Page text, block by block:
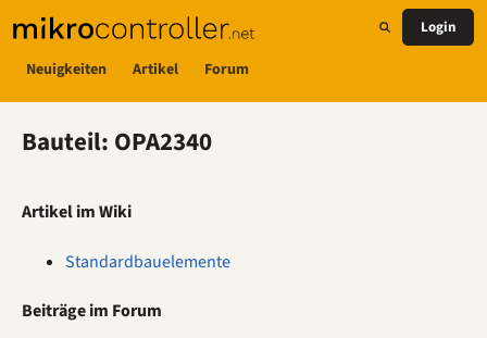
Neuigkeiten Artikel Forum
Login
Bauteil: OPA2340
Artikel im Wiki
Standardbauelemente
Beiträge im Forum